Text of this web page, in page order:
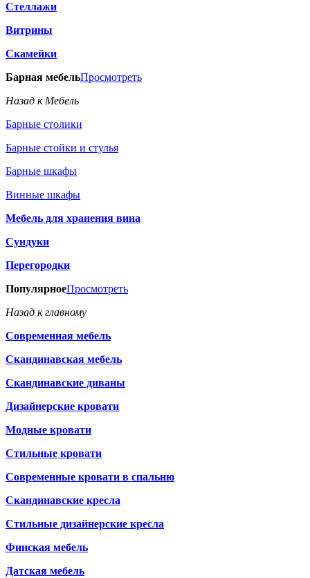
Стеллажи
Витрины
Скамейки
Барная мебельПросмотреть
Назад к Мебель
Барные столики
Барные стойки и стулья
Барные шкафы
Винные шкафы
Мебель для хранения вина
Сундуки
Перегородки
ПопулярноеПросмотреть
Назад к главному
Современная мебель
Скандинавская мебель
Скандинавские диваны
Дизайнерские кровати
Модные кровати
Стильные кровати
Современные кровати в спальню
Скандинавские кресла
Стильные дизайнерские кресла
Финская мебель
Датская мебель